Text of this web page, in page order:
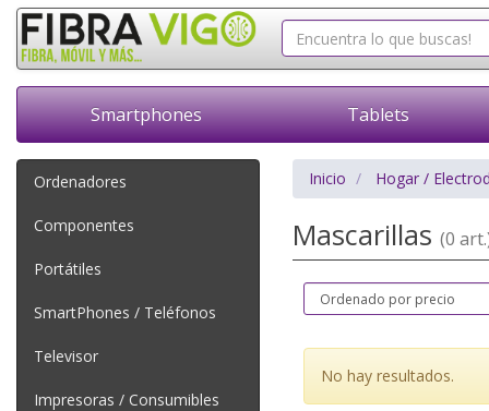
Smartphones Tablets
Ordenadores
Componentes
Portátiles
SmartPhones / Teléfonos
Televisor
Impresoras / Consumibles
Inicio Hogar /
Mascarillas (0
No hay resultados.